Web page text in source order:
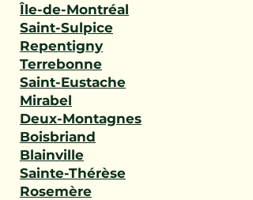
Île-de-Montréal
Saint-Sulpice
Repentigny
Terrebonne
Saint-Eustache
Mirabel
Deux-Montagnes
Boisbriand
Blainville
Sainte-Thérèse
Rosemère